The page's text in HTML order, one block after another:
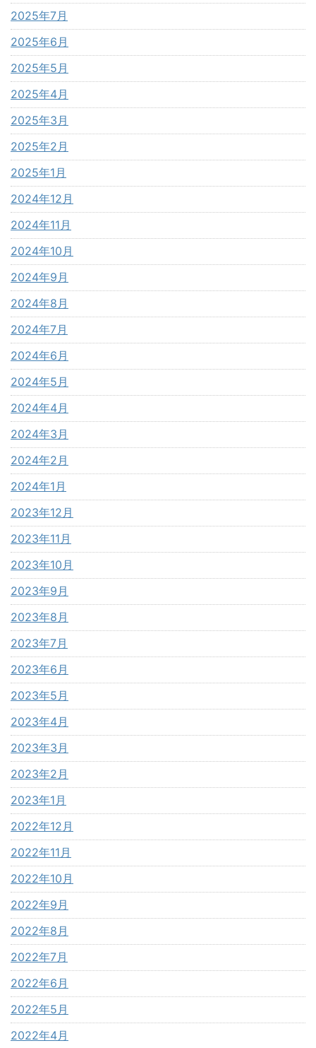
2025年7月
2025年6月
2025年5月
2025年4月
2025年3月
2025年2月
2025年1月
2024年12月
2024年11月
2024年10月
2024年9月
2024年8月
2024年7月
2024年6月
2024年5月
2024年4月
2024年3月
2024年2月
2024年1月
2023年12月
2023年11月
2023年10月
2023年9月
2023年8月
2023年7月
2023年6月
2023年5月
2023年4月
2023年3月
2023年2月
2023年1月
2022年12月
2022年11月
2022年10月
2022年9月
2022年8月
2022年7月
2022年6月
2022年5月
2022年4月